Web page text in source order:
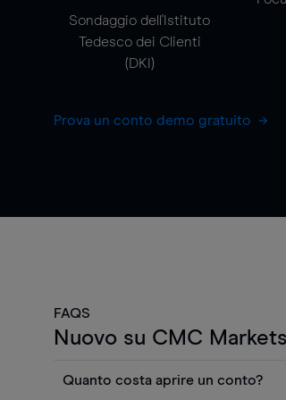
Sondaggio dell'Istituto
Tedesco dei Clienti
(DKI)
Prova un conto demo gratuito
FAQS
Nuovo su CMC
Quanto costa aprire un conto?